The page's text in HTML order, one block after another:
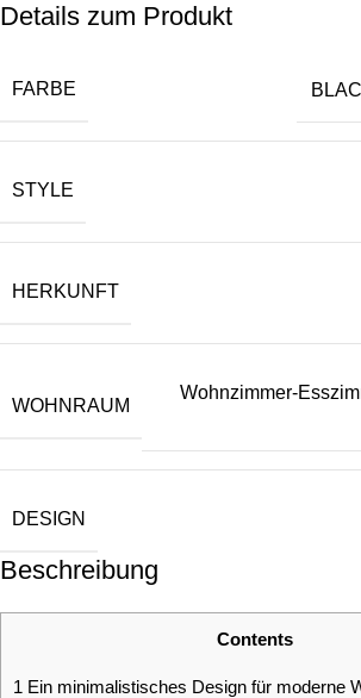
Details zum Produkt
FARBE
STYLE
HERKUNFT
WOHNRAUM
Wohnzimmer-
DESIGN
Beschreibung
Contents
1 Ein minimalistisches Design für moderne